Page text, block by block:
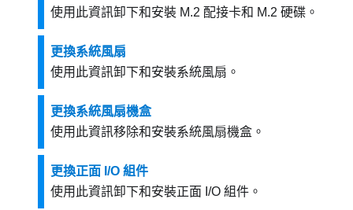
使用此資訊卸下和安裝 M.2 配接卡和 M.2 硬碟。
更換系統風扇
使用此資訊卸下和安裝系統風扇。
更換系統風扇機盒
使用此資訊移除和安裝系統風扇機盒。
更換正面 I/O 組件
使用此資訊卸下和安裝正面 I/O 組件。